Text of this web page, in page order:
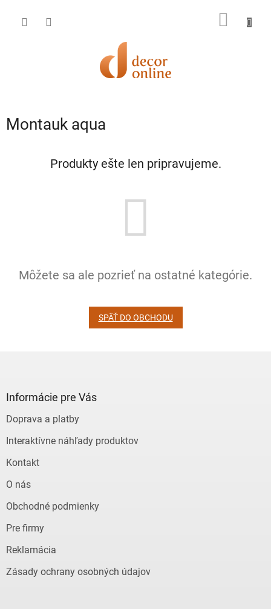
obsah
Montauk aqua
Produkty ešte len pripravujeme.
Môžete sa ale pozrieť na ostatné kategórie.
SPÄŤ DO OBCHODU
Informácie pre Vás
Doprava a platby
Interaktívne náhľady produktov
Kontakt
O nás
Obchodné podmienky
Pre firmy
Reklamácia
Zásady ochrany osobných údajov